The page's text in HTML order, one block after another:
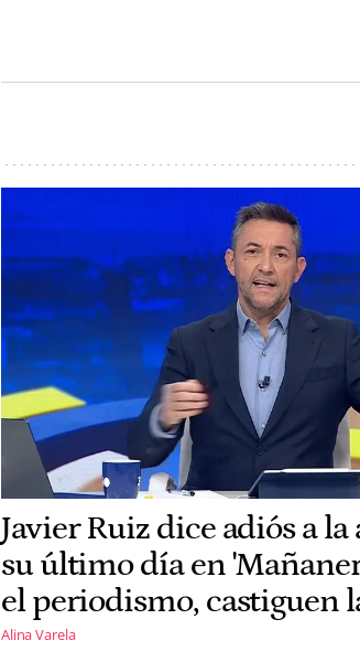
Javier Ruiz dice adiós a
su último día en
el periodismo, castiguen
Alina Varela